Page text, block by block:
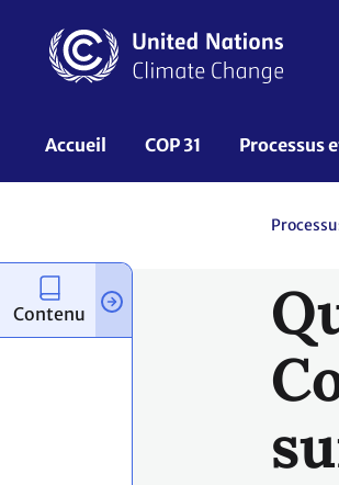
contenu
principal
UNFCCC
Accueil COP 31 Processus
Contenu